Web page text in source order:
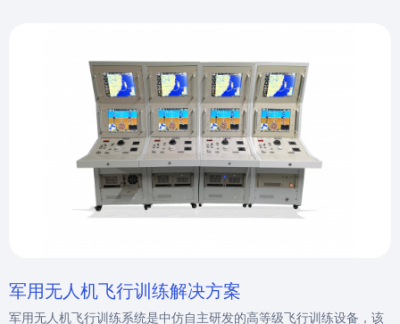
军用无人机飞行训练解决方案
军用无人机飞行训练系统是中仿自主研发的高等级飞行训练设备，该